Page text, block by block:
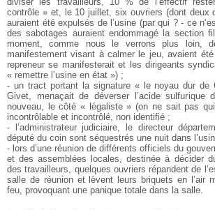
contrôle » et, le 10 juillet, six ouvriers (dont deux
auraient été expulsés de l’usine (par qui ? - ce
des sabotages auraient endommagé la section
moment, comme nous le verrons plus loin,
manifestement visant à calmer le jeu, avaient
repreneur se manifesterait et les dirigeants
« remettre l’usine en état ») ;
- un tract portant la signature « le noyau dur de
Givet, menaçait de déverser l’acide sulfurique
nouveau, le côté « légaliste » (on ne sait pas
incontrôlable et incontrôlé, non identifié ;
- l’administrateur judiciaire, le directeur
député du coin sont séquestrés une nuit dans
- lors d’une réunion de différents officiels du
et des assemblées locales, destinée à décider
des travailleurs, quelques ouvriers répandent de
salle de réunion et lèvent leurs briquets en l’air
feu, provoquant une panique totale dans la salle.